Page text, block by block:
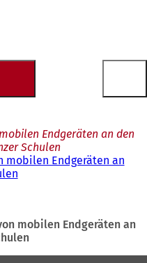
Endgeräten an den
Schulen
mobilen Endgeräten an
mobilen Endgeräten an